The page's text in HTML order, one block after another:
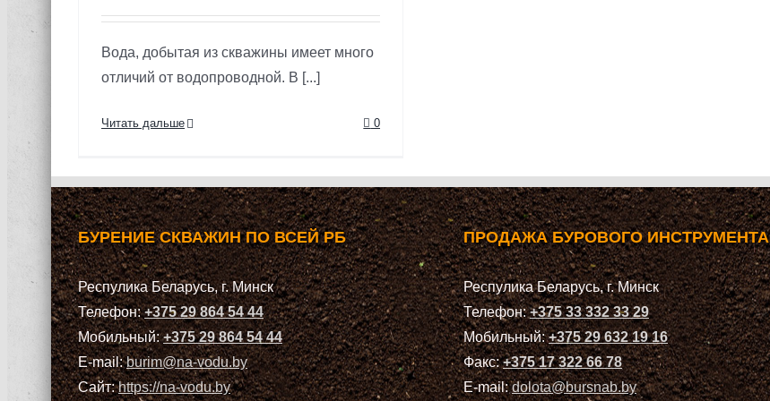
Вода, добытая из скважины имеет много
отличий от водопроводной. В [...]
Читать дальше 0
БУРЕНИЕ СКВАЖИН ПО ВСЕЙ РБ
Респулика Беларусь, г. Минск
Телефон:+375 29 864 54 44
Мобильный:+375 29 864 54 44
E-mail:burim@na-vodu.by
Сайт:https://na-vodu.by
ПРОДАЖА БУРОВОГО ИНСТРУМЕНТА
Респулика Беларусь, г. Минск
Телефон:+375 33 332 33 29
Мобильный:+375 29 632 19 16
Факс:+375 17 322 66 78
E-mail:dolota@bursnab.by